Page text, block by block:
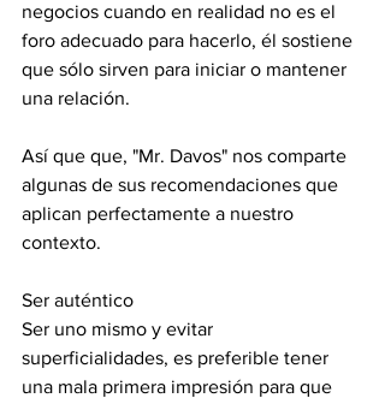
negocios cuando en realidad no es el
foro adecuado para hacerlo, él sostiene
que sólo sirven para iniciar o mantener
una relación.
Así que que, "Mr. Davos" nos comparte
algunas de sus recomendaciones que
aplican perfectamente a nuestro
contexto.
Ser auténtico
Ser uno mismo y evitar
superficialidades, es preferible tener
una mala primera impresión para que